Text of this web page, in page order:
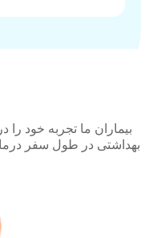
بیماران ما تجربه خود
بهداشتی در طول سفر